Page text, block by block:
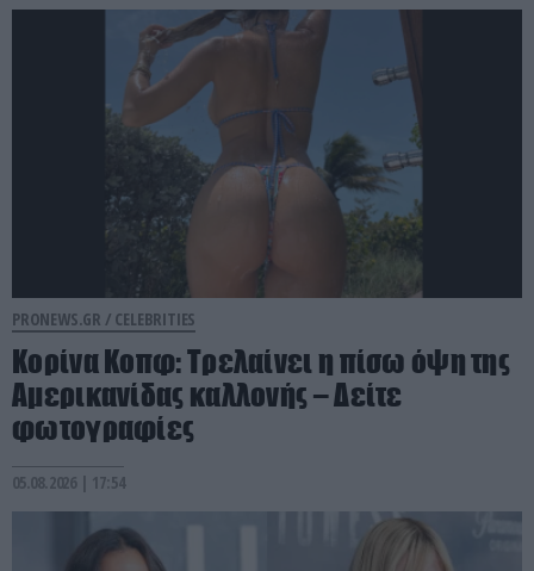
PRONEWS.GR / CELEBRITIES
Κορίνα Κοπφ: Τρελαίνει η πίσω όψη της
Αμερικανίδας καλλονής – Δείτε
φωτογραφίες
05.08.2026 | 17:54